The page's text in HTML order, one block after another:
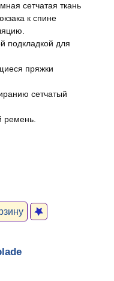
сетчатая ткань
к спине
подкладкой для
пряжки
сетчатый
ремень.